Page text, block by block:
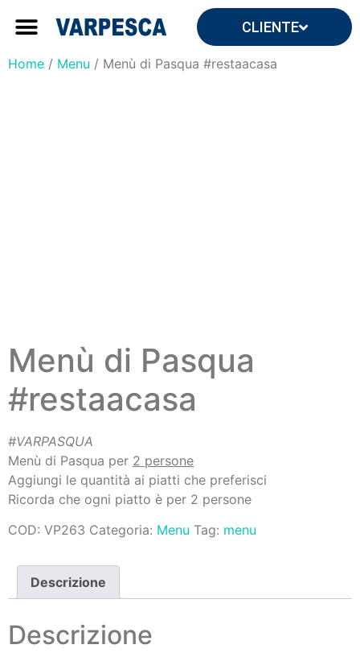
CLIENTE
Home / Menu / Menù di Pasqua #restaacasa
Menù di Pasqua
#restaacasa
#VARPASQUA
Menù di Pasqua per 2 persone
Aggiungi le quantità ai piatti che preferisci
Ricorda che ogni piatto è per 2 persone
COD: VP263 Categoria: Menu Tag: menu
Descrizione
Descrizione